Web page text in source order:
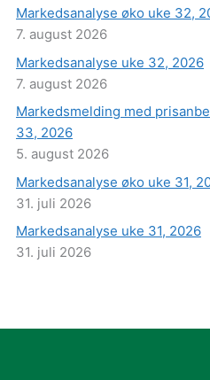
Markedsanalyse øko uke 32,
7. august 2026
Markedsanalyse uke 32, 2026
7. august 2026
Markedsmelding med
33, 2026
5. august 2026
Markedsanalyse øko uke 31,
31. juli 2026
Markedsanalyse uke 31, 2026
31. juli 2026